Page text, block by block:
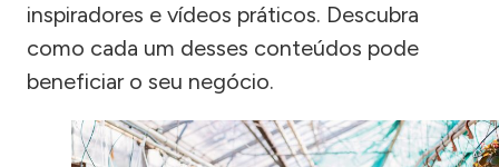
inspiradores e vídeos práticos. Descubra
como cada um desses conteúdos pode
beneficiar o seu negócio.